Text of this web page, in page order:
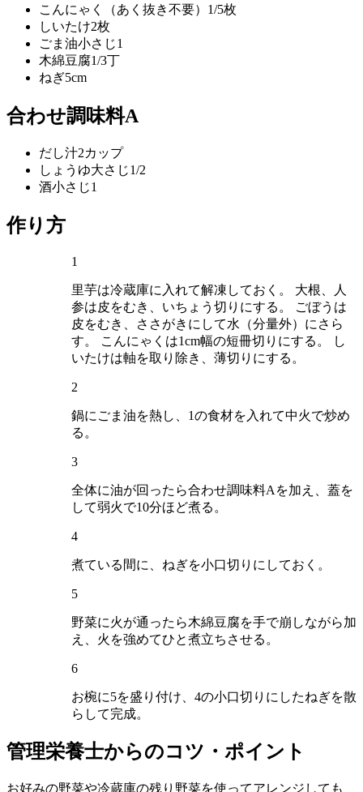
こんにゃく（あく抜き不要） 1/5枚
しいたけ2枚
ごま油小さじ1
木綿豆腐1/3丁
ねぎ5cm
合わせ調味料A
だし汁2カップ
しょうゆ大さじ1/2
酒小さじ1
作り方
1
里芋は冷蔵庫に入れて解凍しておく。 大根、人
参は皮をむき、いちょう切りにする。 ごぼうは
皮をむき、ささがきにして水（分量外）にさら
す。 こんにゃくは1cm幅の短冊切りにする。 し
いたけは軸を取り除き、薄切りにする。
2
鍋にごま油を熱し、1の食材を入れて中火で炒め
る。
3
全体に油が回ったら合わせ調味料Aを加え、蓋を
して弱火で10分ほど煮る。
4
煮ている間に、ねぎを小口切りにしておく。
5
野菜に火が通ったら木綿豆腐を手で崩しながら加
え、火を強めてひと煮立ちさせる。
6
お椀に5を盛り付け、4の小口切りにしたねぎを散
らして完成。
管理栄養士からのコツ・ポイント
お好みの野菜や冷蔵庫の残り野菜を使ってアレンジしても